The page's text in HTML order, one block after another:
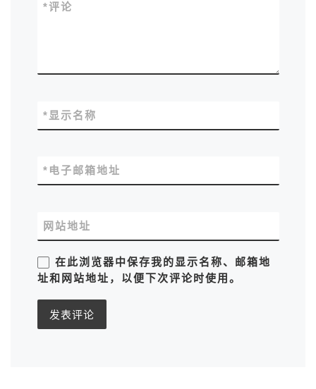
评论
*
显示名称
*
电子邮箱地址
*
网站地址
在此浏览器中保存我的显示名称、邮箱地
址和网站地址，以便下次评论时使用。